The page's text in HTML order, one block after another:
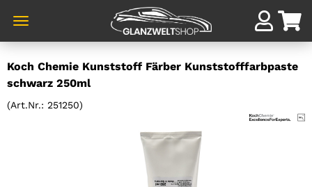
zum
Hauptinhalt
Koch Chemie Kunststoff Färber Kunststofffarbpaste
schwarz 250ml
(Art.Nr.: 251250)